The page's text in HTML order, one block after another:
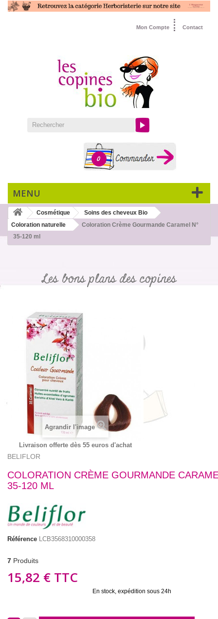
Contact
Mon Compte
0
MENU
Cosmétique
Soins des cheveux Bio
Coloration naturelle
Coloration Crème Gourmande Caramel N°
35-120 ml
Les bons plans des copines
Agrandir l'image
Livraison offerte dès 55 euros d'achat
BELIFLOR
COLORATION CRÈME GOURMANDE
35-120 ML
Référence LCB3568310000358
7 Produits
15,82 € TTC
En stock, expédition sous 24h